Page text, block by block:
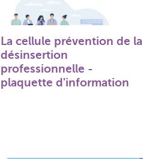
La cellule prévention de la
désinsertion
professionnelle -
plaquette d'information